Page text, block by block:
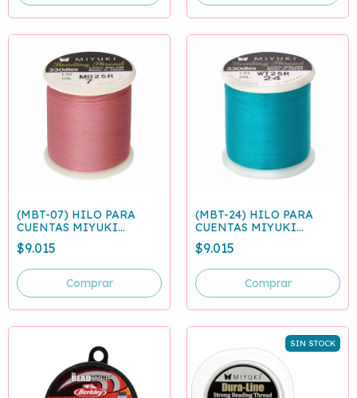
(MBT-07) HILO PARA
CUENTAS MIYUKI
FUCSIA - ROLLO 50
METROS
$9.015
(MBT-24) HILO PARA
CUENTAS MIYUKI
TURQUESA - ROLLO 50
METROS
$9.015
SIN STOCK